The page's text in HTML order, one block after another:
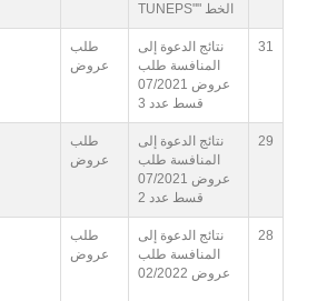
الخط ""TUNEPS
31
نتائج الدعوة إلى
المنافسة طلب
عروض 07/2021
قسط عدد 3
طلب
عروض
29
نتائج الدعوة إلى
المنافسة طلب
عروض 07/2021
قسط عدد 2
طلب
عروض
28
نتائج الدعوة إلى
المنافسة طلب
عروض 02/2022
طلب
عروض